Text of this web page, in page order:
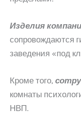
Изделия
сопровождаются
заведения «под
Кроме того,
комнаты
НВП.